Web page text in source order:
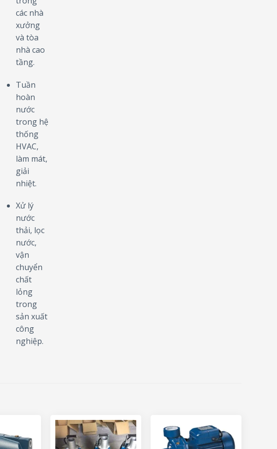
các nhà
xưởng
và tòa
nhà cao
tầng.
Tuần
hoàn
nước
trong hệ
thống
HVAC,
làm mát,
giải
nhiệt.
Xử lý
nước
thải, lọc
nước,
vận
chuyển
chất
lỏng
trong
sản xuất
công
nghiệp.